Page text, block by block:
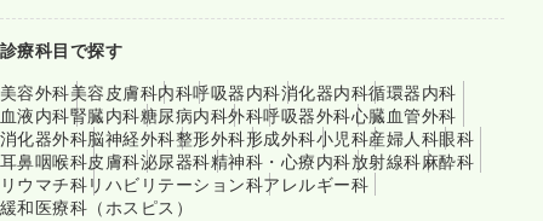
診療科目で探す
美容外科美容皮膚科内科呼吸器内科消化器内科循環器内科
血液内科腎臓内科糖尿病内科外科呼吸器外科心臓血管外科
消化器外科脳神経外科整形外科形成外科小児科産婦人科眼科
耳鼻咽喉科皮膚科泌尿器科精神科・心療内科放射線科麻酔科
リウマチ科リハビリテーション科アレルギー科
緩和医療科（ホスピス）